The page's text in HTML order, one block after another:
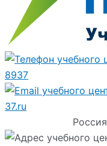
8937
37.ru
Россия